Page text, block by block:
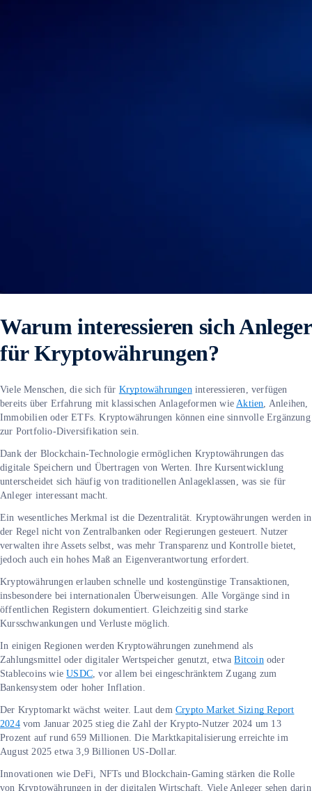
Warum interessieren sich Anleger
für Kryptowährungen?
Viele Menschen, die sich für Kryptowährungen interessieren, verfügen
bereits über Erfahrung mit klassischen Anlageformen wie Aktien , Anleihen,
Immobilien oder ETFs. Kryptowährungen können eine sinnvolle Ergänzung
zur Portfolio-Diversifikation sein.
Dank der Blockchain-Technologie ermöglichen Kryptowährungen das
digitale Speichern und Übertragen von Werten. Ihre Kursentwicklung
unterscheidet sich häufig von traditionellen Anlageklassen, was sie für
Anleger interessant macht.
Ein wesentliches Merkmal ist die Dezentralität. Kryptowährungen werden in
der Regel nicht von Zentralbanken oder Regierungen gesteuert. Nutzer
verwalten ihre Assets selbst, was mehr Transparenz und Kontrolle bietet,
jedoch auch ein hohes Maß an Eigenverantwortung erfordert.
Kryptowährungen erlauben schnelle und kostengünstige Transaktionen,
insbesondere bei internationalen Überweisungen. Alle Vorgänge sind in
öffentlichen Registern dokumentiert. Gleichzeitig sind starke
Kursschwankungen und Verluste möglich.
In einigen Regionen werden Kryptowährungen zunehmend als
Zahlungsmittel oder digitaler Wertspeicher genutzt, etwaBitcoin oder
Stablecoins wieUSDC , vor allem bei eingeschränktem Zugang zum
Bankensystem oder hoher Inflation.
Der Kryptomarkt wächst weiter. Laut dem Crypto Market Sizing Report
2024vom Januar 2025 stieg die Zahl der Krypto-Nutzer 2024 um 13
Prozent auf rund 659 Millionen. Die Marktkapitalisierung erreichte im
August 2025 etwa 3,9 Billionen US-Dollar.
Innovationen wie DeFi, NFTs und Blockchain-Gaming stärken die Rolle
von Kryptowährungen in der digitalen Wirtschaft. Viele Anleger sehen darin